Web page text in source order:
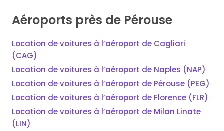
Aéroports près de Pérouse
Location de voitures à l’aéroport de Cagliari
(CAG)
Location de voitures à l’aéroport de Naples (NAP)
Location de voitures à l’aéroport de Pérouse (PEG)
Location de voitures à l’aéroport de Florence (FLR)
Location de voitures à l’aéroport de Milan Linate
(LIN)